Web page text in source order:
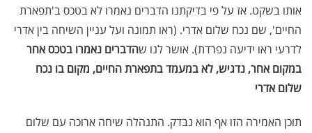
אותו בשקט. אז על פי בדיקתנו הדברים נאמרו לא בטכס ב'תפארת
החיים', שם נכח שלום אדרי. (ראו תמונה ועל עניין השיחה בין אדרי
לדרעי ראו ידיעה נפרדת). אושר לנו שהדברים נאמרו בטכס אחר
במקום אחר, נדגיש, לא במעמד בתפארת החיים, מקום בו נכח
שלום אדרי
תוכן האמירה הזו אף הוא נבדק. התנהלה שיחה ארוכה עם שלום